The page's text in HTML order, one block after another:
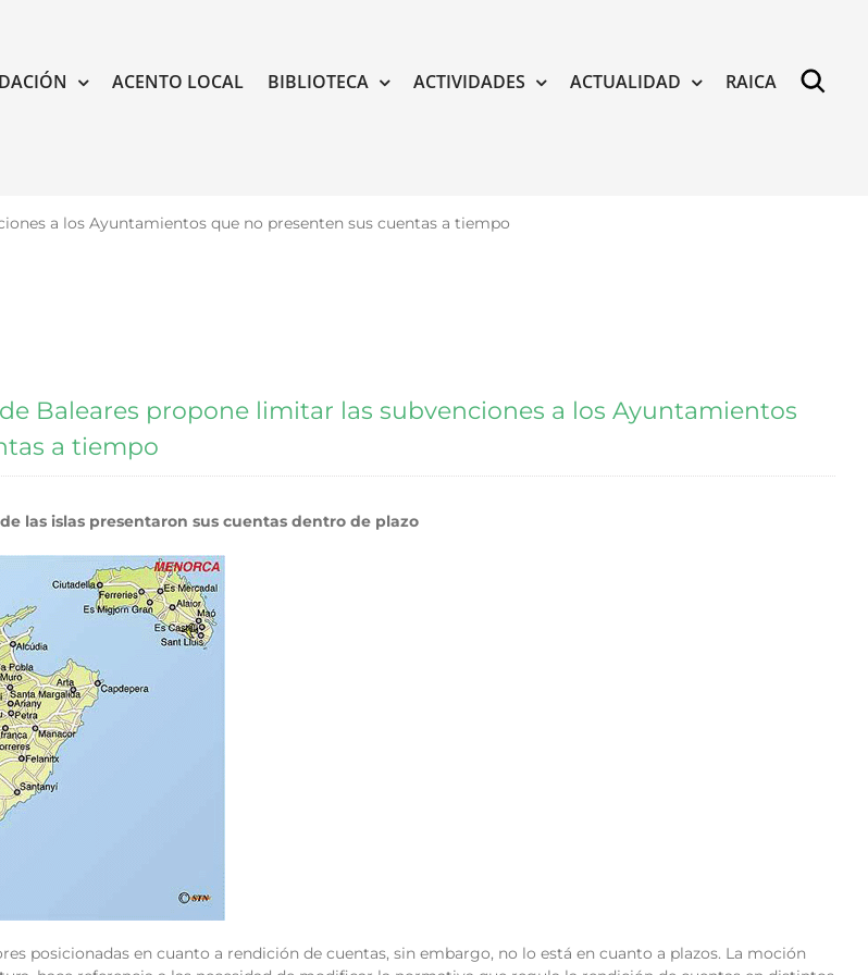
ACENTO LOCAL BIBLIOTECA ACTIVIDADES ACTUALIDAD RAICA
a los Ayuntamientos que no presenten sus cuentas a tiempo
Baleares propone limitar las subvenciones a los Ayuntamientos
a tiempo
las islas presentaron sus cuentas dentro de plazo
posicionadas en cuanto a rendición de cuentas, sin embargo, no lo está en cuanto a plazos. La moción